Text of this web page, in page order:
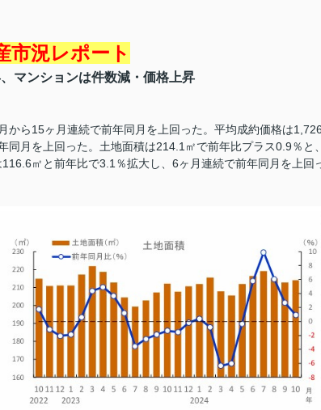
況レポート
マンションは件数減・価格上昇
ら15ヶ月連続で前年同月を上回った。平均成約価格は
月を上回った。土地面積は214.1㎡で前年比プラス0.9％と
㎡と前年比で3.1％拡大し、6ヶ月連続で前年同月を上回